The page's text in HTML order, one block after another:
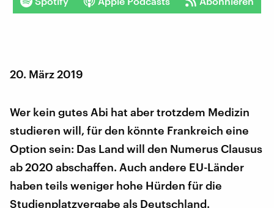
20. März 2019
Wer kein gutes Abi hat aber trotzdem Medizin
studieren will, für den könnte Frankreich eine
Option sein: Das Land will den Numerus Clausus
ab 2020 abschaffen. Auch andere EU-Länder
haben teils weniger hohe Hürden für die
Studienplatzvergabe als Deutschland.